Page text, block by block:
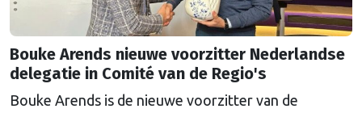
Bouke Arends nieuwe voorzitter Nederlandse
delegatie in Comité van de Regio's
Bouke Arends is de nieuwe voorzitter van de